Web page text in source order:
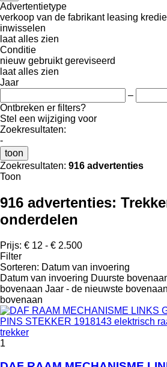
Advertentietype
verkoop van de fabrikant leasing
inwisselen
laat alles zien
Conditie
nieuw gebruikt gereviseerd
laat alles zien
Jaar
–
Ontbreken er filters?
Stel een wijziging voor
Zoekresultaten:
-
toon
Zoekresultaten: 916 advertenties
Toon
916 advertenties:
onderdelen
Prijs: € 12 - € 2.500
Filter
Sorteren: Datum van invoering
Datum van invoering Duurste
bovenaan Jaar - de nieuwste bovenaan
bovenaan
1